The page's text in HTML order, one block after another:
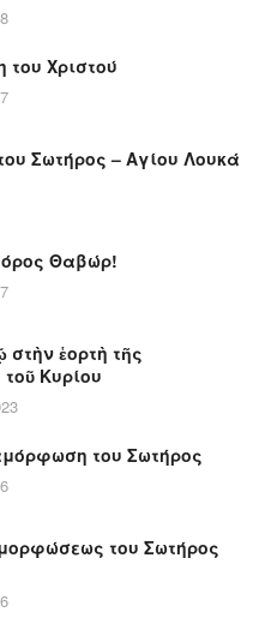
Χριστού
Σωτήρος – Αγίου Λουκά
Θαβώρ!
ἑορτὴ τῆς
Κυρίου
του Σωτήρος
του Σωτήρος